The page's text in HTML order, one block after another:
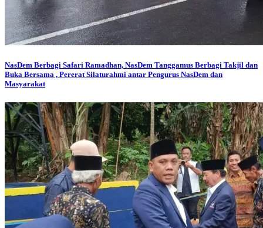
NasDem Berbagi Safari Ramadhan, NasDem Tanggamus Berbagi Takjil dan
Buka Bersama , Pererat Silaturahmi antar Pengurus NasDem dan
Masyarakat